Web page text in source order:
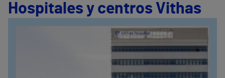
Hospitales y centros Vithas